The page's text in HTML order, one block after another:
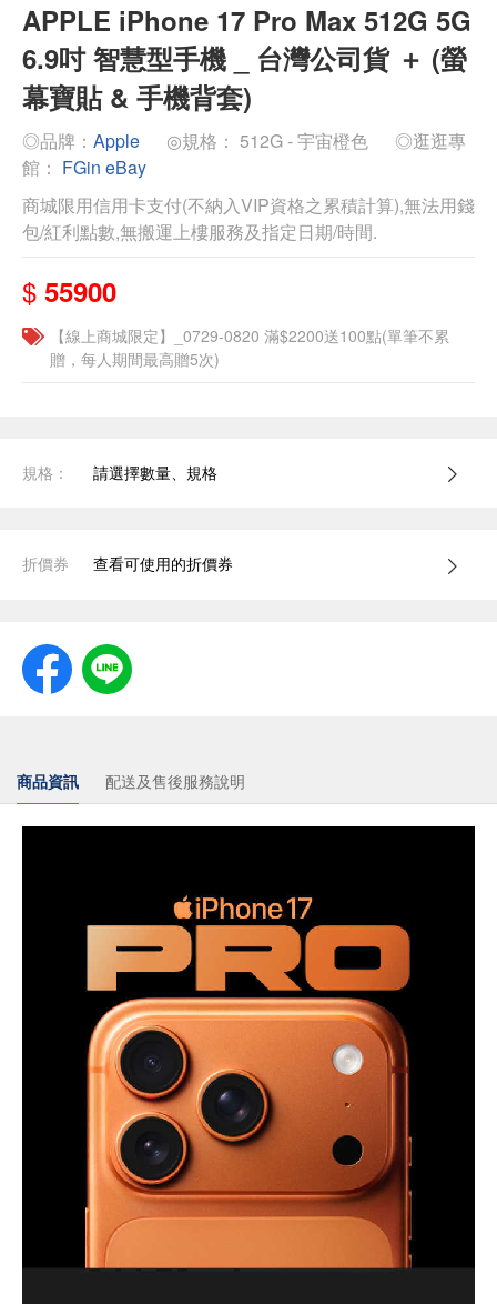
APPLE iPhone 17 Pro Max 512G 5G
6.9吋 智慧型手機 _ 台灣公司貨 ＋ (螢
幕寶貼 & 手機背套)
◎品牌： Apple ◎規格： 512G - 宇宙橙色
◎逛逛專
館： FGin eBay
商城限用信用卡支付(不納入VIP資格之累積計算),無法用錢
包/紅利點數,無搬運上樓服務及指定日期/時間.
$ 55900
【線上商城限定】_0729-0820 滿$2200送100點(單筆不累
贈，每人期間最高贈5次)
規格： 請選擇數量、規格
折價券 查看可使用的折價券
商品資訊 配送及售後服務說明